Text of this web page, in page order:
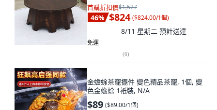
首購折扣價$1,527
46% $824 ($824.00/1個)
8/11 星期二 預計送達
免運
(6)
金蟾蜍茶寵擺件 變色精品茶寵, 1個, 變
色金蟾蜍 1衹裝, N/A
$89 ($89.00/1個)